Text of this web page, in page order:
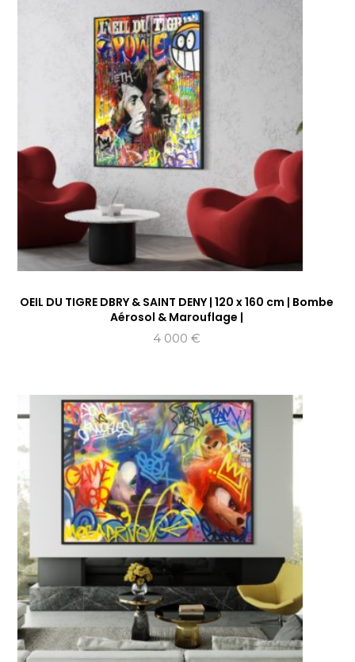
OEIL DU TIGRE DBRY & SAINT DENY | 120 x 160 cm | Bombe
Aérosol & Marouflage |
4 000€